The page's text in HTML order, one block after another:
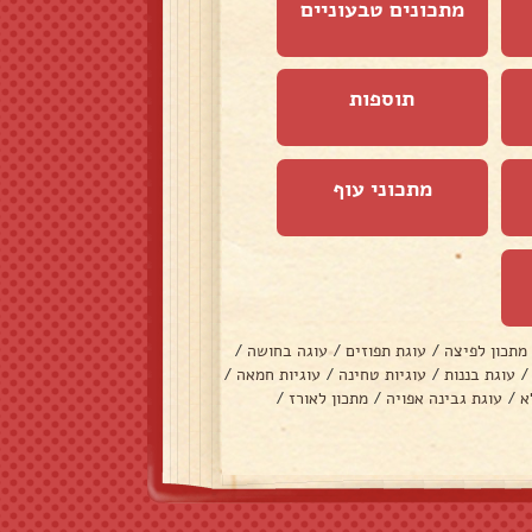
מתכונים טבעוניים
תוספות
מתכוני עוף
מתכון לפיצה / עוגת תפוזים / עוגה בחושה /
/ עוגת בננות / עוגיות טחינה / עוגיות חמאה /
/ עוגת גבינה אפויה / מתכון לאורז /